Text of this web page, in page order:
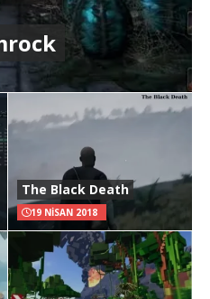
The Black Death
19 NISAN 2018